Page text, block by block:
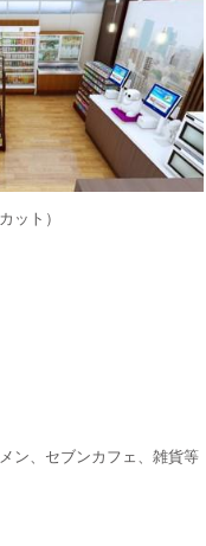
）
ン、セブンカフェ、雑貨